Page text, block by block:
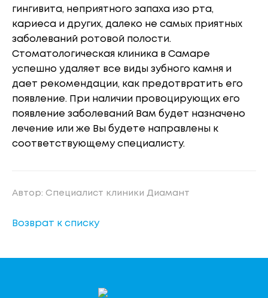
гингивита, неприятного запаха изо рта,
кариеса и других, далеко не самых приятных
заболеваний ротовой полости.
Стоматологическая клиника в Самаре
успешно удаляет все виды зубного камня и
дает рекомендации, как предотвратить его
появление. При наличии провоцирующих его
появление заболеваний Вам будет назначено
лечение или же Вы будете направлены к
соответствующему специалисту.
Автор: Специалист клиники Диамант
Возврат к списку